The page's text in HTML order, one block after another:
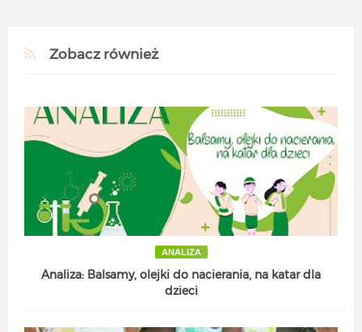
Zobacz również
ANALIZA
Analiza: Balsamy, olejki do nacierania, na katar dla
dzieci